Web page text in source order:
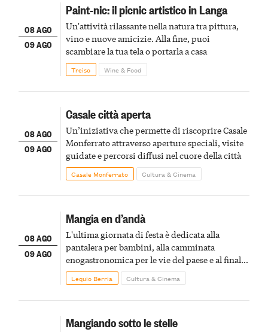
08 AGO
09 AGO
Paint-nic: il picnic artistico in Langa
Un'attività rilassante nella natura tra pittura,
vino e nuove amicizie. Alla fine, puoi
scambiare la tua tela o portarla a casa
Treiso Wine & Food
08 AGO
09 AGO
Casale città aperta
Un’iniziativa che permette di riscoprire Casale
Monferrato attraverso aperture speciali, visite
guidate e percorsi diffusi nel cuore della città
Casale Monferrato Cultura & Cinema
08 AGO
09 AGO
Mangia en d’andà
L'ultima giornata di festa è dedicata alla
pantalera per bambini, alla camminata
enogastronomica per le vie del paese e al finale
pirotecnico
Lequio Berria Cultura & Cinema
Mangiando sotto le stelle